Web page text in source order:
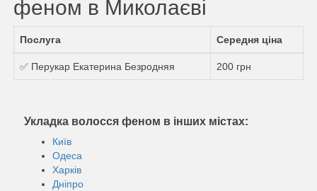
феном в Миколаєві
Послуга Середня ціна
✅ Перукар Екатерина Безродняя 200 грн
Укладка волосся феном в інших містах:
Київ
Одеса
Харків
Дніпро